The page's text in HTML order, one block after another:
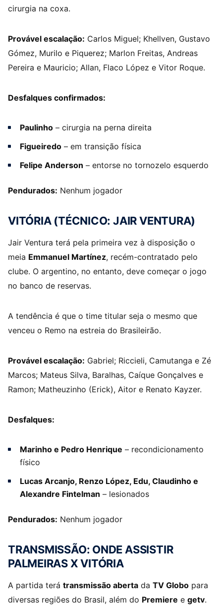
cirurgia na coxa.
Provável escalação: Carlos Miguel; Khellven, Gustavo
Gómez, Murilo e Piquerez; Marlon Freitas, Andreas
Pereira e Mauricio; Allan, Flaco López e Vitor Roque.
Desfalques confirmados:
Paulinho – cirurgia na perna direita
Figueiredo – em transição física
Felipe Anderson – entorse no tornozelo esquerdo
Pendurados: Nenhum jogador
VITÓRIA (TÉCNICO: JAIR VENTURA)
Jair Ventura terá pela primeira vez à disposição o
meia Emmanuel Martínez, recém-contratado pelo
clube. O argentino, no entanto, deve começar o jogo
no banco de reservas.
A tendência é que o time titular seja o mesmo que
venceu o Remo na estreia do Brasileirão.
Provável escalação: Gabriel; Riccieli, Camutanga e Zé
Marcos; Mateus Silva, Baralhas, Caíque Gonçalves e
Ramon; Matheuzinho (Erick), Aitor e Renato Kayzer.
Desfalques:
Marinho e Pedro Henrique – recondicionamento
físico
Lucas Arcanjo, Renzo López, Edu, Claudinho e
Alexandre Fintelman – lesionados
Pendurados: Nenhum jogador
TRANSMISSÃO: ONDE ASSISTIR
PALMEIRAS X VITÓRIA
A partida terá transmissão aberta da TV Globo para
diversas regiões do Brasil, além do Premiere e getv.